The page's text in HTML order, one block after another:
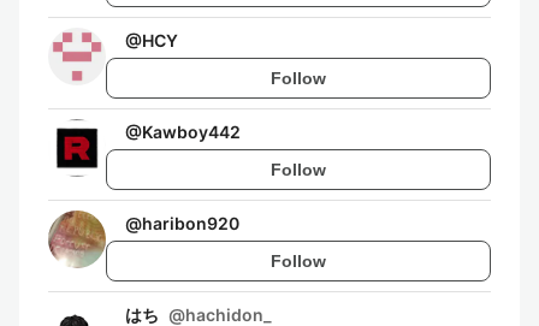
@HCY
Follow
@Kawboy442
Follow
@haribon920
Follow
はち @hachidon_